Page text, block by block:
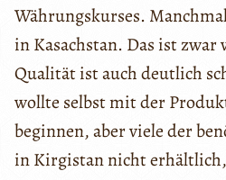
Währungskurses.
in Kasachstan. Das ist
Qualität ist auch deutlich
wollte selbst mit der
beginnen, aber viele der
in Kirgistan nicht